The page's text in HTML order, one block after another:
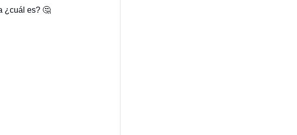
¿cuál es? 🤔